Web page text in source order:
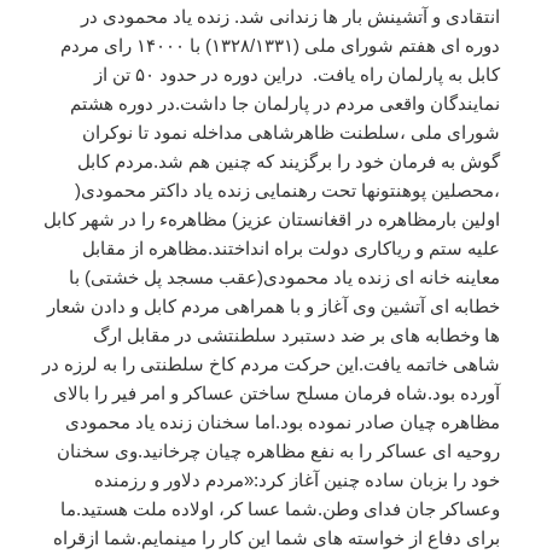
انتقادی و آتشینش بار ها زندانی شد.زنده یاد محمودی در
دوره ای هفتم شورای ملی ( ۱۳۲۸/۱۳۳۱ ) با ۱۴۰۰۰ رای مردم
کابل به پارلمان راه یافت. دراین دوره در حدود ۵۰ تن از
نمایندگان واقعی مردم در پارلمان جا داشت.در دوره هشتم
شورای ملی ،سلطنت ظاهرشاهی مداخله نمود تا نوکران
گوش به فرمان خود را برگزیند که چنین هم شد.مردم کابل
،محصلین پوهنتونها تحت رهنمایی زنده یاد داکتر محمودی(
اولین بارمظاهره در اقغانستان عزیز) مظاهرهء را در شهر کابل
علیه ستم و ریاکاری دولت براه انداختند.مظاهره از مقابل
معاینه خانه ای زنده یاد محمودی(عقب مسجد پل خشتی) با
خطابه ای آتشین وی آغاز و با همراهی مردم کابل و دادن شعار
ها وخطابه های بر ضد دستبرد سلطنتشی در مقابل ارگ
شاهی خاتمه یافت.این حرکت مردم کاخ سلطنتی را به لرزه در
آورده بود.شاه فرمان مسلح ساختن عساکر و امر فیر را بالای
مظاهره چیان صادر نموده بود.اما سخنان زنده یاد محمودی
روحیه ای عساکر را به نفع مظاهره چیان چرخانید.وی سخنان
خود را بزبان ساده چنین آغاز کرد:«مردم دلاور و رزمنده
وعساکر جان فدای وطن.شما عسا کر، اولاده ملت هستید.ما
برای دفاع از خواسته های شما این کار را مینمایم.شما ازقراه